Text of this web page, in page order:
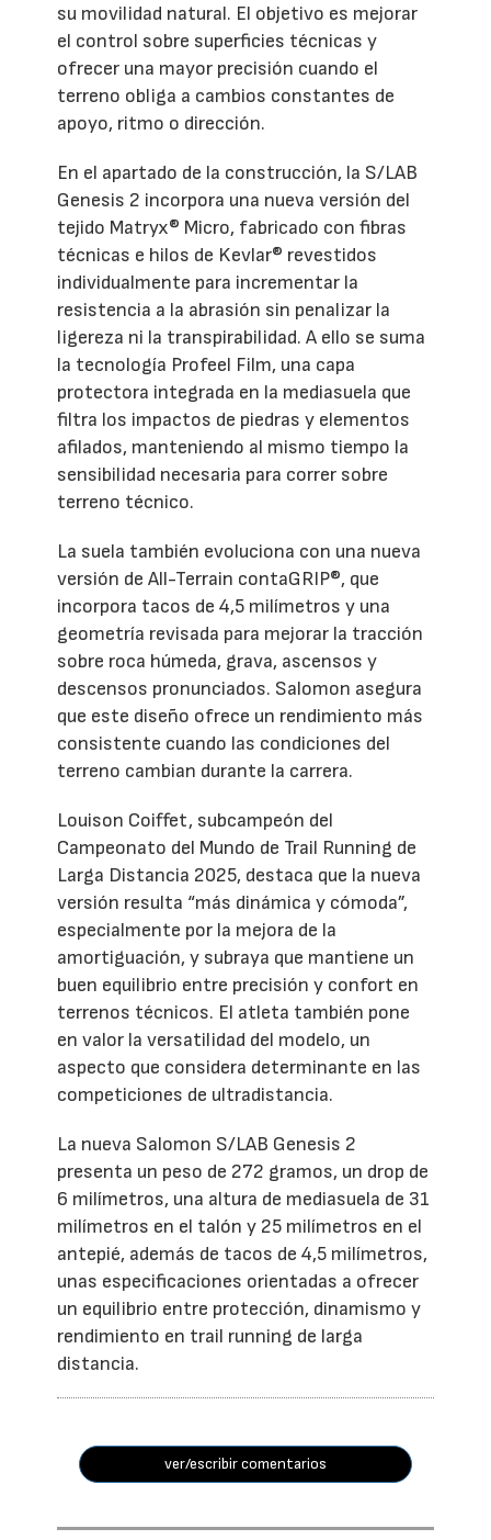
su movilidad natural. El objetivo es mejorar
el control sobre superficies técnicas y
ofrecer una mayor precisión cuando el
terreno obliga a cambios constantes de
apoyo, ritmo o dirección.
En el apartado de la construcción, la S/LAB
Genesis 2 incorpora una nueva versión del
tejido Matryx® Micro, fabricado con fibras
técnicas e hilos de Kevlar® revestidos
individualmente para incrementar la
resistencia a la abrasión sin penalizar la
ligereza ni la transpirabilidad. A ello se suma
la tecnología Profeel Film, una capa
protectora integrada en la mediasuela que
filtra los impactos de piedras y elementos
afilados, manteniendo al mismo tiempo la
sensibilidad necesaria para correr sobre
terreno técnico.
La suela también evoluciona con una nueva
versión de All-Terrain contaGRIP®, que
incorpora tacos de 4,5 milímetros y una
geometría revisada para mejorar la tracción
sobre roca húmeda, grava, ascensos y
descensos pronunciados. Salomon asegura
que este diseño ofrece un rendimiento más
consistente cuando las condiciones del
terreno cambian durante la carrera.
Louison Coiffet, subcampeón del
Campeonato del Mundo de Trail Running de
Larga Distancia 2025, destaca que la nueva
versión resulta “más dinámica y cómoda”,
especialmente por la mejora de la
amortiguación, y subraya que mantiene un
buen equilibrio entre precisión y confort en
terrenos técnicos. El atleta también pone
en valor la versatilidad del modelo, un
aspecto que considera determinante en las
competiciones de ultradistancia.
La nueva Salomon S/LAB Genesis 2
presenta un peso de 272 gramos, un drop de
6 milímetros, una altura de mediasuela de 31
milímetros en el talón y 25 milímetros en el
antepié, además de tacos de 4,5 milímetros,
unas especificaciones orientadas a ofrecer
un equilibrio entre protección, dinamismo y
rendimiento en trail running de larga
distancia.
ver/escribir comentarios